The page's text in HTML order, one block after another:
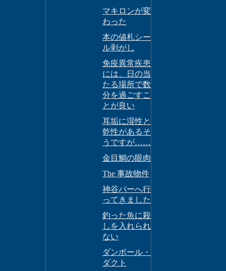
マキロンが変
わった
本の値札シー
ル剥がし
免疫異常疾患
には、日の当
たる場所で数
分を過ごすこ
とが良い
耳垢に湿性と
乾性があるそ
うですが……
金目鯛の眼肉
The 事故物件
神谷バーへ行
ってきました
釣った魚に殺
しを入れられ
ない
ダンボール・
ダクト